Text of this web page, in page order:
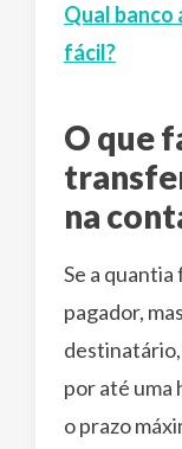
Qual banco
fácil?
O que
na
Se a
pagador,
por até uma
o prazo